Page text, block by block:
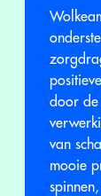
door de
van
mooie